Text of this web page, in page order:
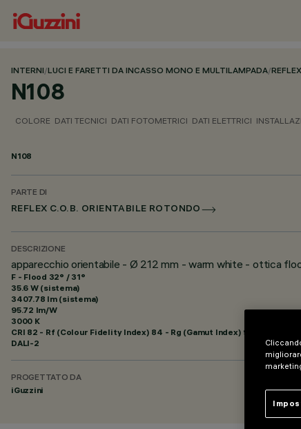
INTERNI/LUCI E FARETTI DA INCASSO MONO E MULTILAMPADA/REFLEX
N108
COLORE DATI TECNICI DATI FOTOMETRICI DATI ELETTRICI
N108
PARTE DI
REFLEX C.O.B. ORIENTABILE ROTONDO
DESCRIZIONE
apparecchio orientabile - Ø 212 mm - warm white - ottica
F - Flood 32° / 31°
35.6 W (sistema)
3407.78 lm (sistema)
95.72 lm/W
3000 K
CRI 82 - Rf (Colour Fidelity Index) 84 - Rg (Gamut Index) 95
DALI-2
PROGETTATO DA
iGuzzini